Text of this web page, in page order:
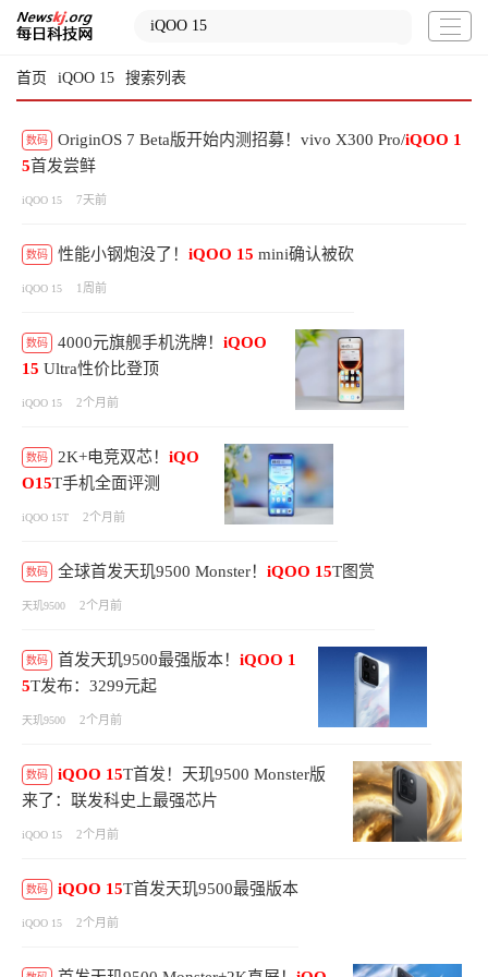
首页 iQOO 15 搜索列表
数码 OriginOS 7 Beta版开始内测招募！vivo X300 Pro/iQOO 1
5首发尝鲜
iQOO 15 7天前
数码 性能小钢炮没了！ iQOO 15 mini确认被砍
iQOO 15 1周前
数码 4000元旗舰手机洗牌！ iQOO
15 Ultra性价比登顶
iQOO 15 2个月前
数码 2K+电竞双芯！ iQO
O15T手机全面评测
iQOO 15T 2个月前
数码 全球首发天玑9500 Monster！ iQOO 15T图赏
天玑9500 2个月前
数码 首发天玑9500最强版本！ iQOO 1
5T发布：3299元起
天玑9500 2个月前
数码 iQOO 15T首发！天玑9500 Monster版
来了：联发科史上最强芯片
iQOO 15 2个月前
数码 iQOO 15T首发天玑9500最强版本
iQOO 15 2个月前